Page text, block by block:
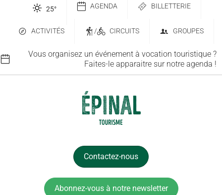
25° AGENDA BILLETTERIE
ACTIVITÉS / CIRCUITS GROUPES
Vous organisez un événement à vocation touristique ?
Faites-le apparaitre sur notre agenda !
Contactez-nous
Abonnez-vous à notre newsletter